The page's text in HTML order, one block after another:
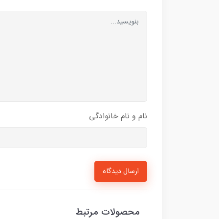
نام و نام خانوادگی
ارسال دیدگاه
محصولات مرتبط